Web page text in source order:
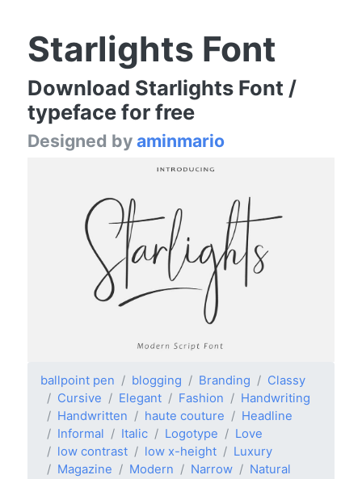
Starlights Font
Download Starlights Font /
typeface for free
Designed byaminmario
ballpoint pen blogging Branding
Classy
Cursive
Elegant Fashion
Handwriting
Handwritten
haute couture
Headline
Informal
Italic Logotype
Love
low contrast
low x-height
Luxury
Magazine
Modern Narrow
Natural